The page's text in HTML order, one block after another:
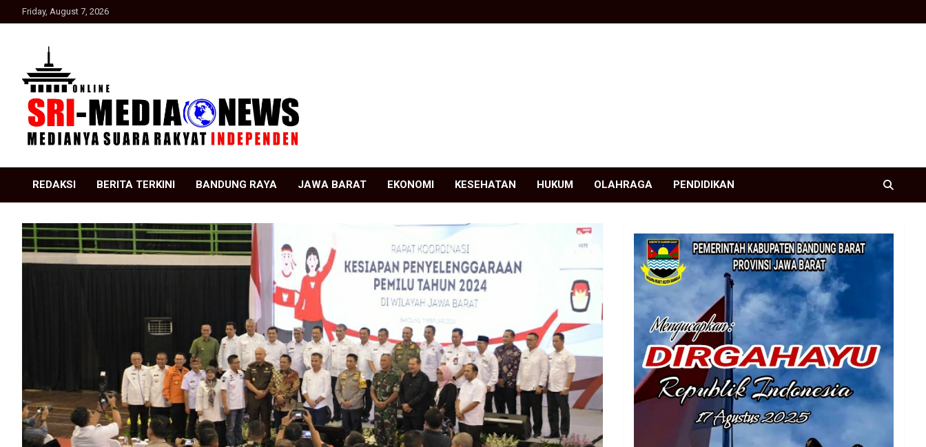
to
Friday, August 7, 2026
SRI Media news
REDAKSI BERITA TERKINI BANDUNG RAYA JAWA BARAT EKONOMI KESEHATAN HUKUM OLAHRAGA PENDIDIKAN